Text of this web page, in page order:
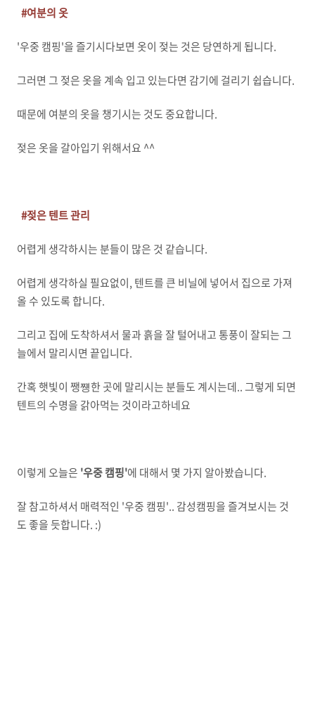
#여분의 옷
'우중 캠핑'을 즐기시다보면 옷이 젖는 것은 당연하게 됩니다.
그러면 그 젖은 옷을 계속 입고 있는다면 감기에 걸리기 쉽습니다.
때문에 여분의 옷을 챙기시는 것도 중요합니다.
젖은 옷을 갈아입기 위해서요 ^^
#젖은 텐트 관리
어렵게 생각하시는 분들이 많은 것 같습니다.
어렵게 생각하실 필요없이, 텐트를 큰 비닐에 넣어서 집으로 가져
올 수 있도록 합니다.
그리고 집에 도착하셔서 물과 흙을 잘 털어내고 통풍이 잘되는 그
늘에서 말리시면 끝입니다.
간혹 햇빛이 쨍쩅한 곳에 말리시는 분들도 계시는데.. 그렇게 되면
텐트의 수명을 갉아먹는 것이라고하네요
이렇게 오늘은 '우중 캠핑'에 대해서 몇 가지 알아봤습니다.
잘 참고하셔서 매력적인 '우중 캠핑'.. 감성캠핑을 즐겨보시는 것
도 좋을 듯합니다. :)